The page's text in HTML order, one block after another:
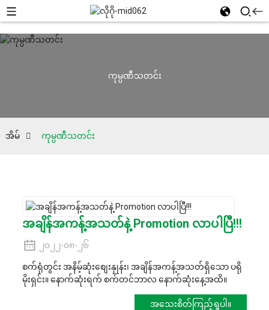
ကုမ္ပဏီသတင်း
အိမ် ကုမ္ပဏီသတင်း
အချိန်အကန့်အသတ်နဲ့ Promotion လာပါပြီ!!!
၂၀၂၂-၀၈-၂၆
စက်ရုံတွင်း အနိမ့်ဆုံးစျေးနှုန်း၊ အချိန်အကန့်အသတ်ရှိသော ပရို
မိုးရှင်း။ နောက်ဆုံးရက် စက်တင်ဘာလ နောက်ဆုံးနေ့အထိ။
အသေးစိတ်ကြည့်ရှုပါ။